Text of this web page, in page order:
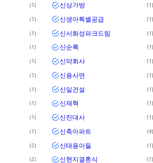
1 신상가방 1
1 신생아특별공급 1
1 신서화성파크드림 1
1 신순록 1
1 신약회사 1
1 신용사면 1
1 신일건설 1
1 신재혁 1
1 신진대사 1
1 신축아파트 4
2 신태용아들 1
2 신현지결혼식 1